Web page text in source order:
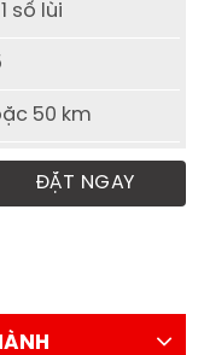
số lùi
50 km
bạt tải trọng 900kg
ĐẶT NGAY